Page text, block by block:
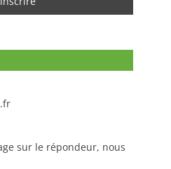
sur le répondeur, nous